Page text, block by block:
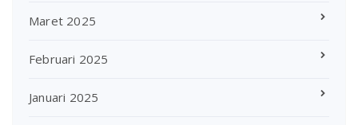
Maret 2025
Februari 2025
Januari 2025